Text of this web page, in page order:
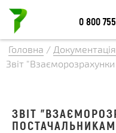
0 800
Головна / Документація
Звіт
ЗВІТ